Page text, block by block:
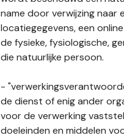
name door verwijzing naar
locatiegegevens, een
de fysieke, fysiologische,
die natuurlijke persoon.
-
de dienst of enig ander
voor de verwerking
doeleinden en middelen